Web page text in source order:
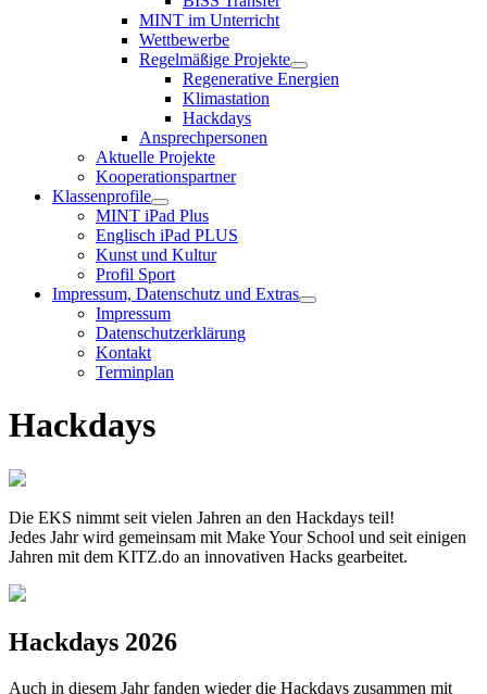
MINT im Unterricht
Wettbewerbe
Regelmäßige Projekte
Regenerative Energien
Klimastation
Hackdays
Ansprechpersonen
Aktuelle Projekte
Kooperationspartner
Klassenprofile
MINT iPad Plus
Englisch iPad PLUS
Kunst und Kultur
Profil Sport
Impressum, Datenschutz und Extras
Impressum
Datenschutzerklärung
Kontakt
Terminplan
Hackdays
Die EKS nimmt seit vielen Jahren an den Hackdays teil!
Jedes Jahr wird gemeinsam mit Make Your School und seit einigen
Jahren mit dem KITZ.do an innovativen Hacks gearbeitet.
Hackdays 2026
Auch in diesem Jahr fanden wieder die Hackdays zusammen mit